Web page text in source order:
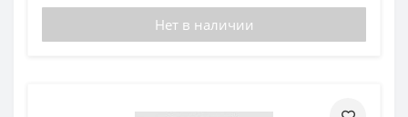
Нет в наличии